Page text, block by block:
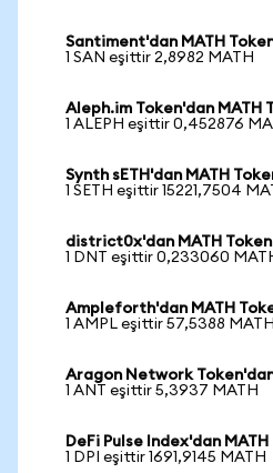
Santiment'dan MATH
1 SAN eşittir 2,8982 MATH
Aleph.im Token'dan MATH
1 ALEPH eşittir 0,452876
Synth sETH'dan MATH
1 SETH eşittir 15221,7504
district0x'dan MATH
1 DNT eşittir 0,233060
Ampleforth'dan MATH
1 AMPL eşittir 57,5388 MATH
Aragon Network
1 ANT eşittir 5,3937 MATH
DeFi Pulse Index'dan
1 DPI eşittir 1691,9145 MATH